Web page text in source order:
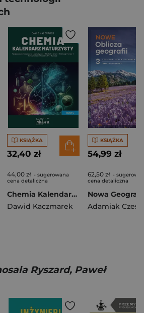
KSIĄŻKA
32,40 zł
44,00 zł - sugerowana
cena detaliczna
Chemia Kalendarz Maturzysty Tom 5
Dawid Kaczmarek
KSIĄŻKA
54,99 zł
62,50 zł -
cena detaliczna
Adamiak
Ryszard, Paweł